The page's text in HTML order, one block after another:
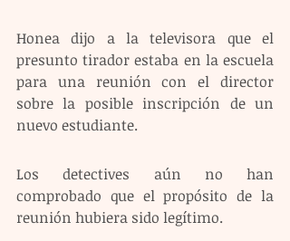
Honea dijo a la televisora que el
presunto tirador estaba en la escuela
para una reunión con el director
sobre la posible inscripción de un
nuevo estudiante.
Los detectives aún no han
comprobado que el propósito de la
reunión hubiera sido legítimo.